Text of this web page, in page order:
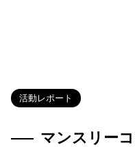
活動レポート
マンスリー